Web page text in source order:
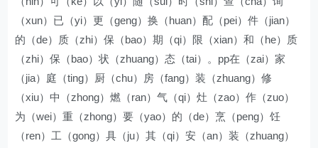
（xun）已（yi）更（geng）换（huan）配（pei）件（jian）
的（de）质（zhi）保（bao）期（qi）限（xian）和（he）质
（zhi）保（bao）状（zhuang）态（tai）。pp在（zai）家
（jia）庭（ting）厨（chu）房（fang）装（zhuang）修
（xiu）中（zhong）燃（ran）气（qi）灶（zao）作（zuo）
为（wei）重（zhong）要（yao）的（de）烹（peng）饪
（ren）工（gong）具（ju）其（qi）安（an）装（zhuang）